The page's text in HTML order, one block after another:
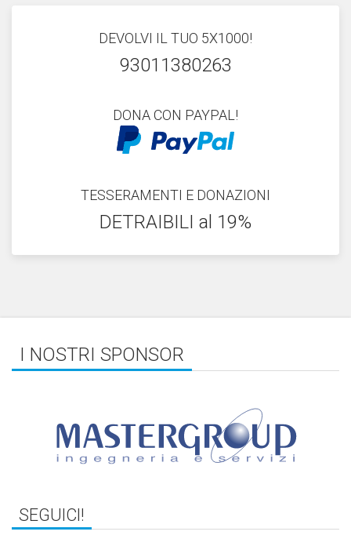
DEVOLVI IL TUO 5X1000!
93011380263
DONA CON PAYPAL!
TESSERAMENTI E DONAZIONI
DETRAIBILI al 19%
I NOSTRI SPONSOR